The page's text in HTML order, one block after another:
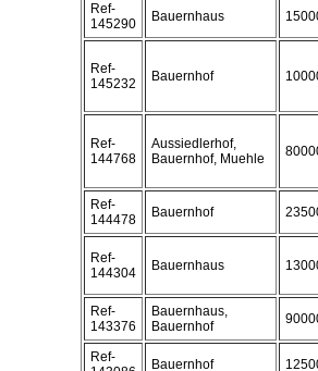
Ref-
145290
Bauernhaus
Ref-
145232
Bauernhof
Ref-
144768
Aussiedlerhof,
Bauernhof, Muehle
Ref-
144478
Bauernhof
Ref-
144304
Bauernhaus
Ref-
143376
Bauernhaus,
Bauernhof
Ref-
Bauernhof